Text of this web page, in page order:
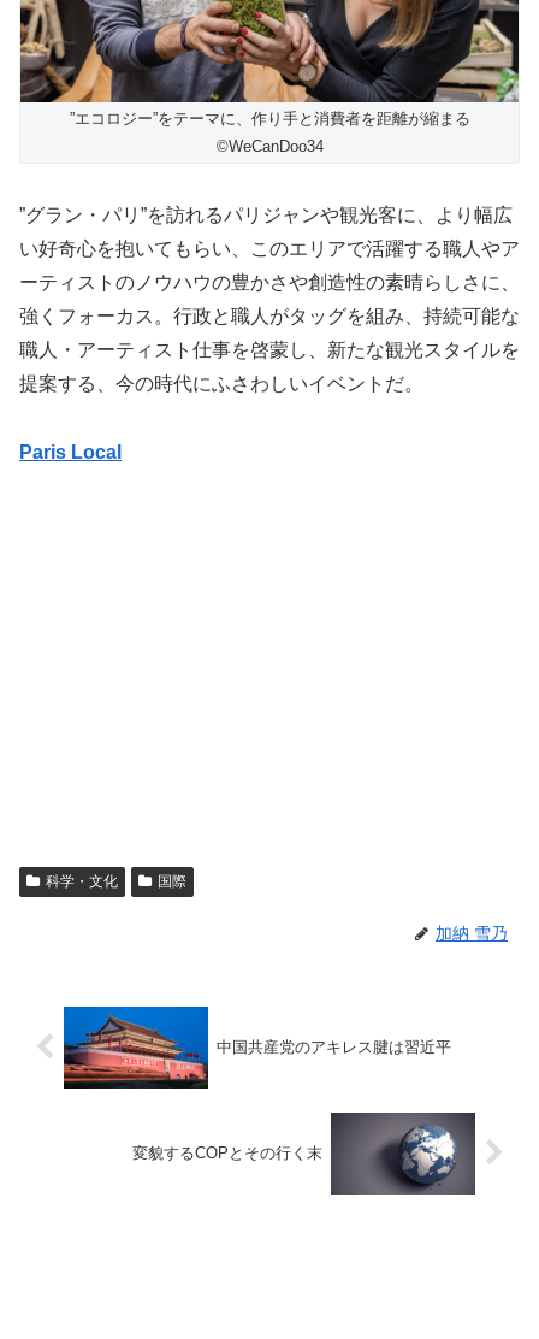
”エコロジー”をテーマに、作り手と消費者を距離が縮まる
©️WeCanDoo34
”グラン・パリ”を訪れるパリジャンや観光客に、より幅広
い好奇心を抱いてもらい、このエリアで活躍する職人やア
ーティストのノウハウの豊かさや創造性の素晴らしさに、
強くフォーカス。行政と職人がタッグを組み、持続可能な
職人・アーティスト仕事を啓蒙し、新たな観光スタイルを
提案する、今の時代にふさわしいイベントだ。
Paris Local
科学・文化 国際
加納 雪乃
中国共産党のアキレス腱は習近平
変貌するCOPとその行く末